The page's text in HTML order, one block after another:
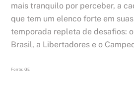
mais tranquilo por perceber, a
que tem um elenco forte em
temporada repleta de desafios:
Brasil, a Libertadores e o
Fonte: GE